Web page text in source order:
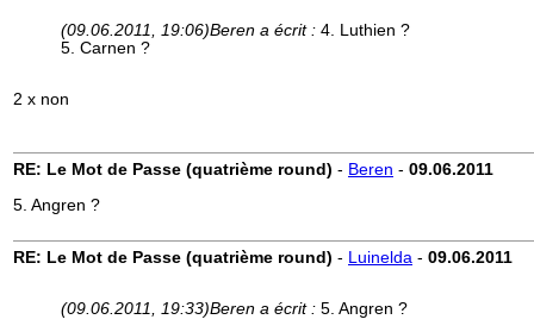
(09.06.2011, 19:06)Beren a écrit : 4. Luthien ?
5. Carnen ?
2 x non
RE: Le Mot de Passe (quatrième round) - Beren - 09.06.2011
5. Angren ?
RE: Le Mot de Passe (quatrième round) - Luinelda - 09.06.2011
(09.06.2011, 19:33)Beren a écrit : 5. Angren ?